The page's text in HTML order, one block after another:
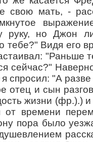
свою мать, -
руку, но Джон
тебе?" Видя его
"Раньше
сейчас?"
я спросил: "А
и сын
жизни (фр.).)
от времени
пора было